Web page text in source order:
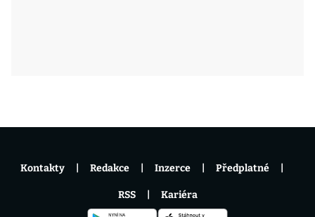
Kontakty Redakce Inzerce Předplatné
RSS Kariéra